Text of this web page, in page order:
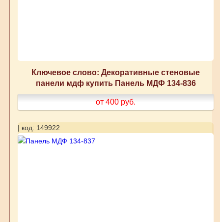
Ключевое слово: Декоративные стеновые
панели мдф купить Панель МДФ 134-836
от 400 руб.
| код: 149922